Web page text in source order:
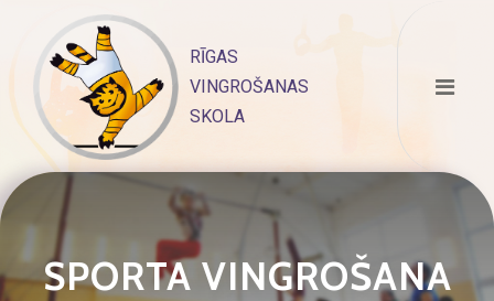
content
RĪGAS
VINGROŠANAS
SKOLA
SPORTA VINGROŠANA